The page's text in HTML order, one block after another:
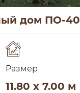
дом ПО-40
Размер
11.80 x 7.00 м